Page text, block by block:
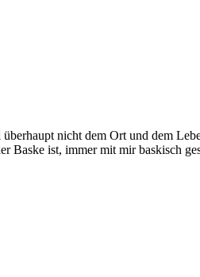
nicht dem Ort und dem
Baske ist, immer mit mir baskisch